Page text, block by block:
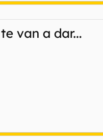
van a dar...